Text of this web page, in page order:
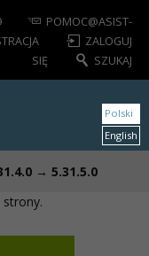
POMOC@ASIST-
ZALOGUJ
SIĘ
SZUKAJ
→ 5.31.5.0
Polski
English